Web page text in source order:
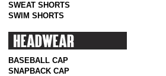
SWEAT SHORTS
SWIM SHORTS
BASEBALL CAP
SNAPBACK CAP